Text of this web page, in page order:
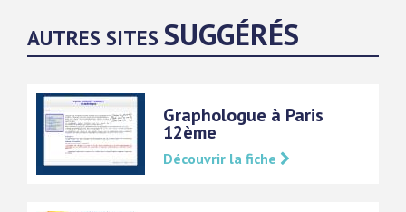
AUTRES SITES SUGGÉRÉS
Graphologue à Paris
12ème
Découvrir la fiche